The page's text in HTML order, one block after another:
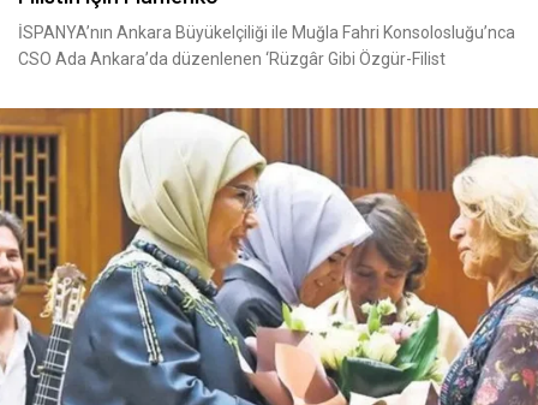
İSPANYA’nın Ankara Büyükelçiliği ile Muğla Fahri Konsolosluğu’nca
CSO Ada Ankara’da düzenlenen ‘Rüzgâr Gibi Özgür-Filist